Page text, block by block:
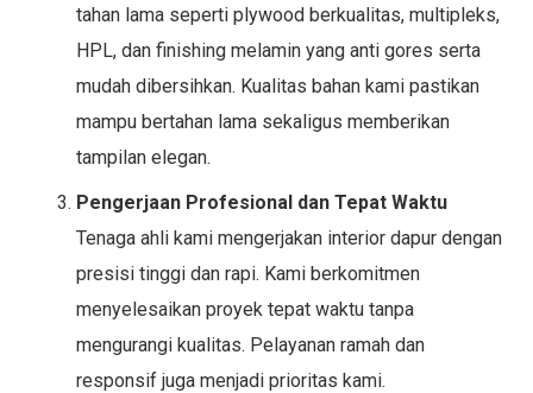
tahan lama seperti plywood berkualitas, multipleks,
HPL, dan finishing melamin yang anti gores serta
mudah dibersihkan. Kualitas bahan kami pastikan
mampu bertahan lama sekaligus memberikan
tampilan elegan.
Pengerjaan Profesional dan Tepat Waktu
Tenaga ahli kami mengerjakan interior dapur dengan
presisi tinggi dan rapi. Kami berkomitmen
menyelesaikan proyek tepat waktu tanpa
mengurangi kualitas. Pelayanan ramah dan
responsif juga menjadi prioritas kami.